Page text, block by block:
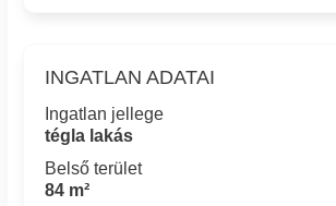
INGATLAN ADATAI
Ingatlan jellege
tégla lakás
Belső terület
84 m²